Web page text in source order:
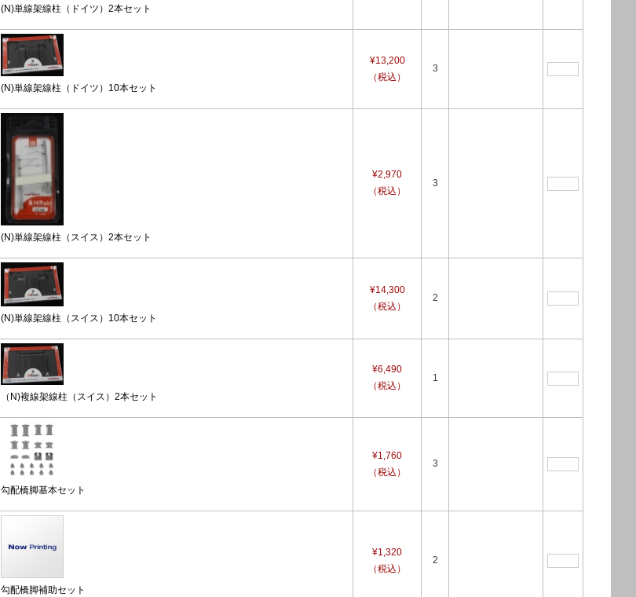
(N)単線架線柱（ドイツ）2本セット
(N)単線架線柱（ドイツ）10本セット
¥13,200
（税込）
3
(N)単線架線柱（スイス）2本セット
¥2,970
（税込）
3
(N)単線架線柱（スイス）10本セット
¥14,300
（税込）
2
（N)複線架線柱（スイス）2本セット
¥6,490
（税込）
1
勾配橋脚基本セット
¥1,760
（税込）
3
勾配橋脚補助セット
¥1,320
（税込）
2